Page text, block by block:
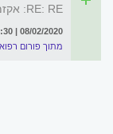
RE: RE: אקזמה בידיים אין שיפור
08/02/2020 | 13:30 | מאת: סהר
מתוך פורום